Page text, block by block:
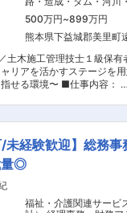
： ・地域の皆様の安全な
、定期的な安全会議や安全パ
底した情報の共有化を行い
向上に努めています。 ・
を継続的にご利用いただく
にこだわり、定期的に各部
することで、施工品質向上に
イベント（グラウンドゴル
ティバル）、災害復旧活動
技士の取得も目指していた
貢献したい方、育成で貢献し
キャリアに併せた提案をさ
えるべく、３K維新【熊本
よく】を掲げ、熊本の建設
でいます。建設業の役割で
「人命を守る」「地域経済
い環境を求めている方、転
オススメ！ これまでの経験
アアップしていきませんか？
景色を目指してくれる仲間
話だけでも聞いてみません
ど） 土木施工管理（上
500万円~899万円
熊本県下益城郡美里町
土木施工管理技士１級保有
リアを活かすステージを
〜 ■仕事内容： ・
城管内がメインとなります
りがい：建設業の役割「暮
守る」「地域経済を支える
ることでキャリアアップして
ジョン：明確な企業理念を
ョンを掲げ、熊本県の建設会
て全社員が自身の役割でト
/未経験歓迎】総務
量◎
福祉・介護関連サービ